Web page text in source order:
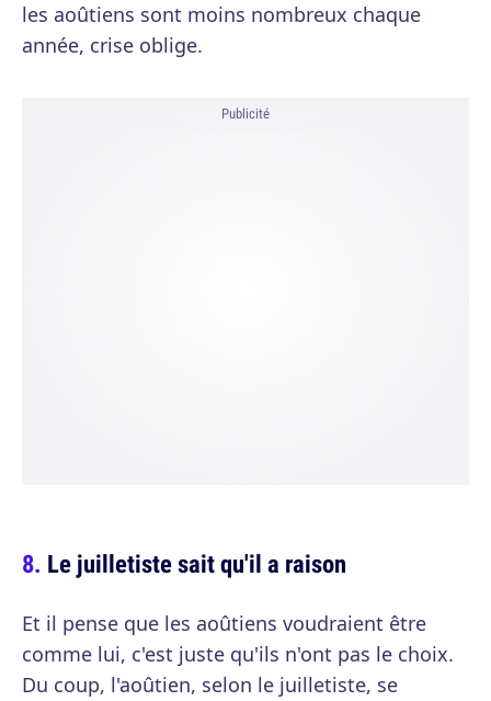
les aoûtiens sont moins nombreux chaque
année, crise oblige.
Publicité
Le juilletiste sait qu'il a raison
Et il pense que les aoûtiens voudraient être
comme lui, c'est juste qu'ils n'ont pas le choix.
Du coup, l'aoûtien, selon le juilletiste, se